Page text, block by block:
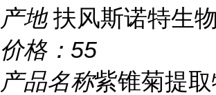
产地 扶风斯诺特生物
价格： 55
产品名称紫锥菊提